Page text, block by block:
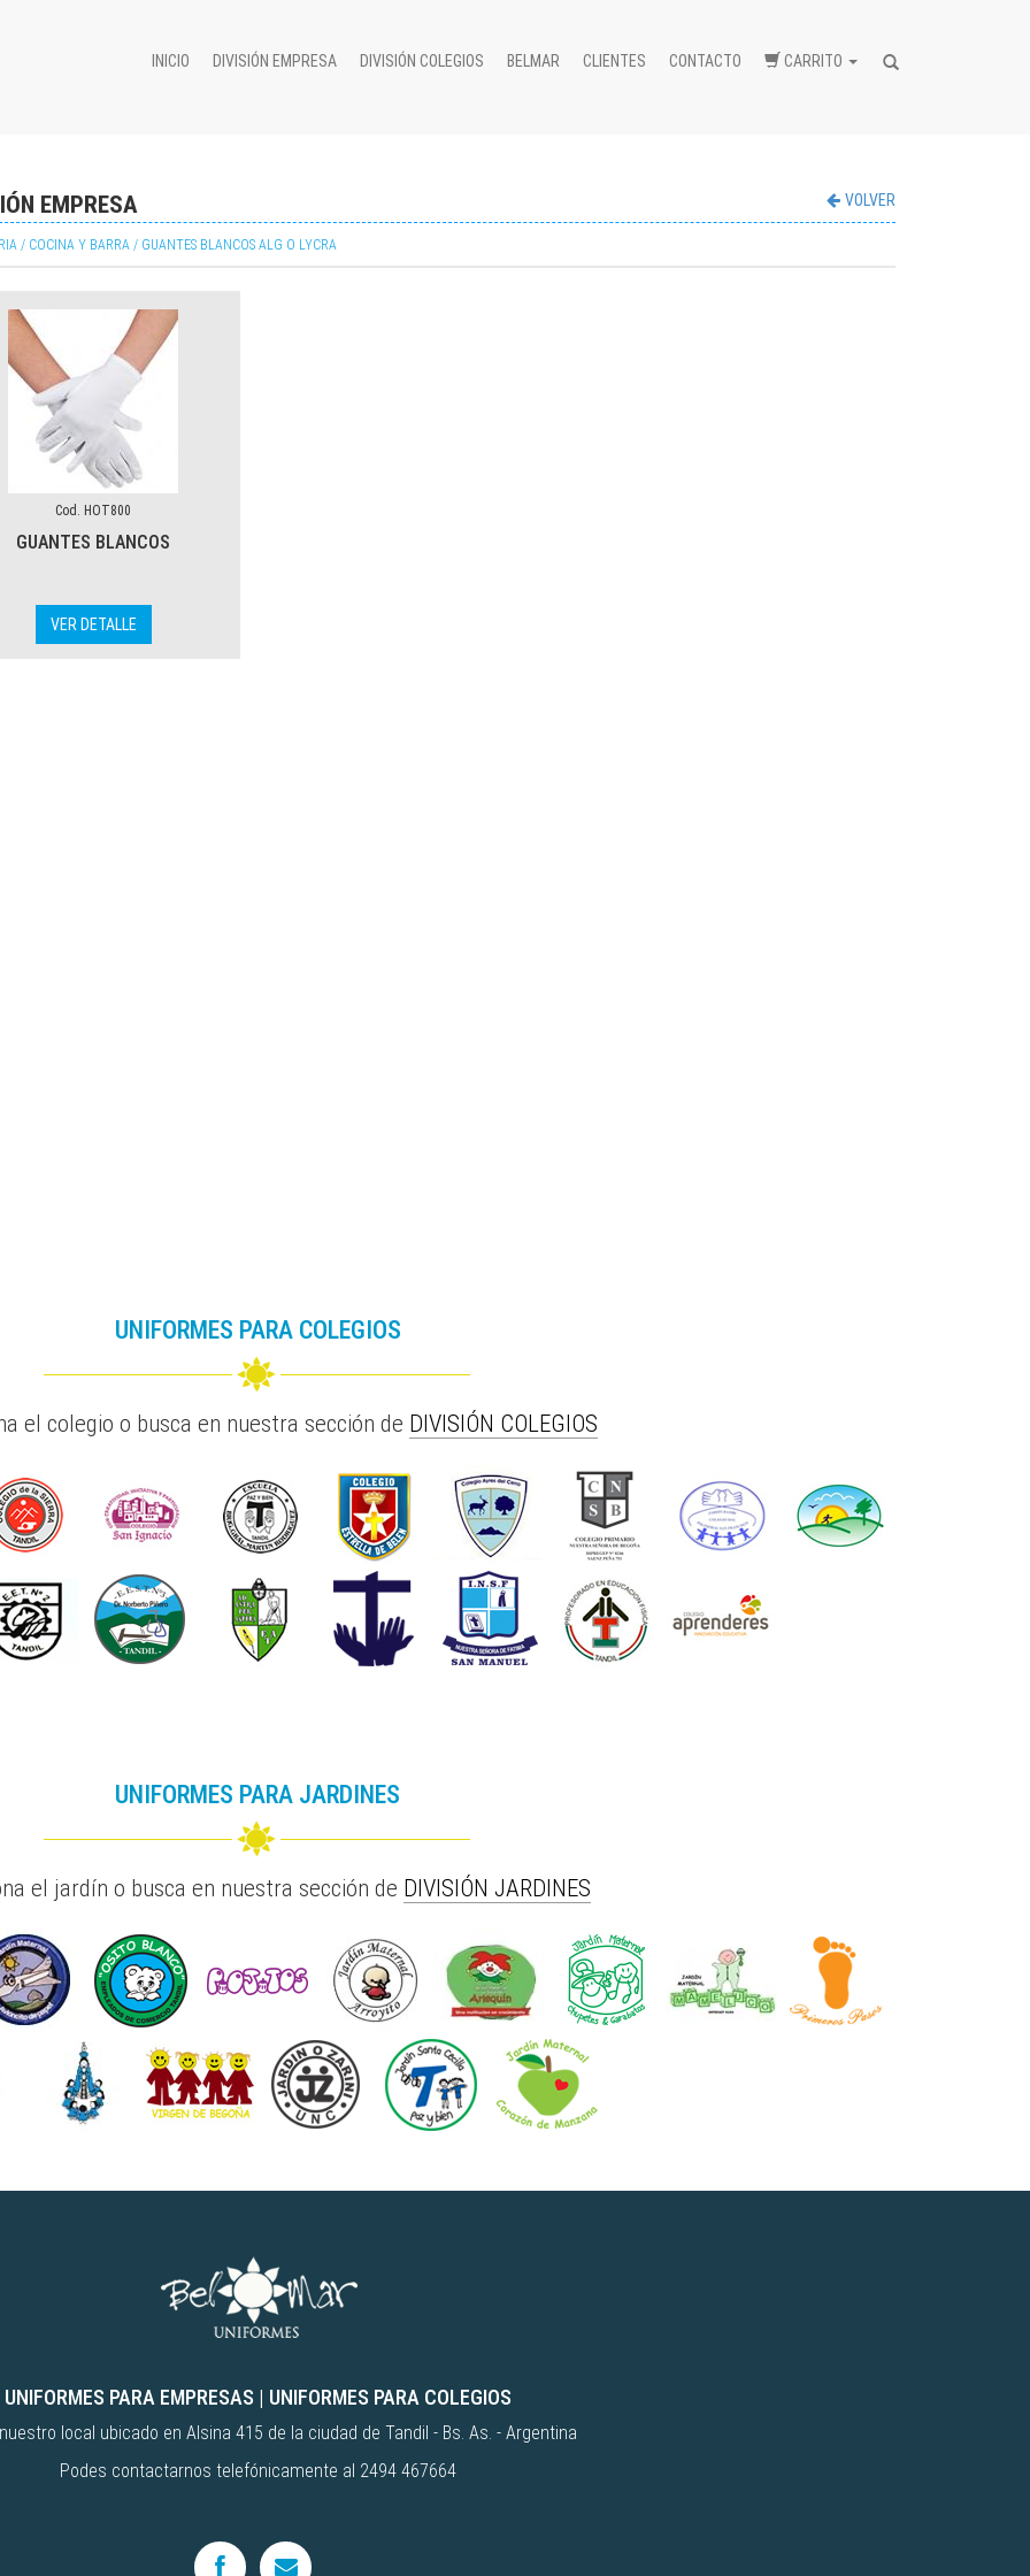
INICIO DIVISIÓN EMPRESA DIVISIÓN COLEGIOS BELMAR CLIENTES CONTACTO CARRITO
VOLVER
EMPRESA
/ COCINA Y BARRA / GUANTES BLANCOS ALG O LYCRA
Cod. HOT800
GUANTES BLANCOS
VER DETALLE
UNIFORMES PARA COLEGIOS
el colegio o busca en nuestra sección de DIVISIÓN COLEGIOS
UNIFORMES PARA JARDINES
el jardín o busca en nuestra sección de DIVISIÓN JARDINES
UNIFORMES PARA EMPRESAS | UNIFORMES PARA COLEGIOS
local ubicado en Alsina 415 de la ciudad de Tandil - Bs. As. - Argentina
Podes contactarnos telefónicamente al 2494 467664